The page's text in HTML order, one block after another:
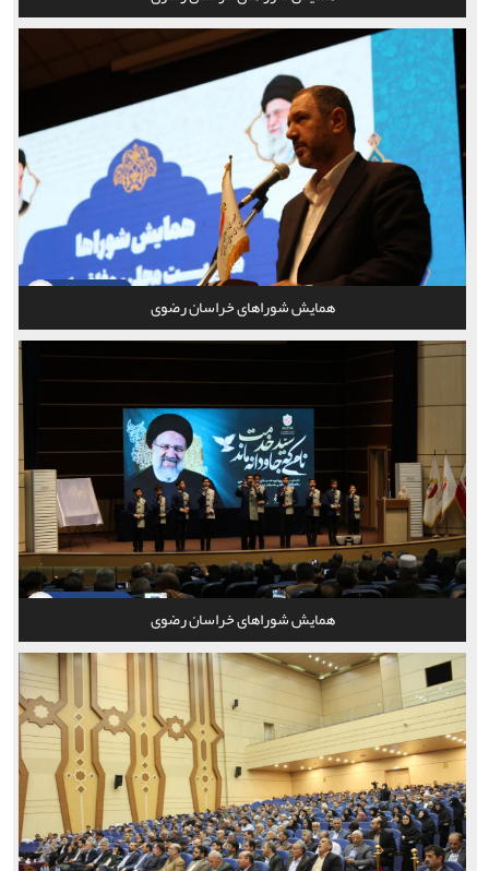
همایش شوراهای خراسان رضوی
همایش شوراهای خراسان رضوی